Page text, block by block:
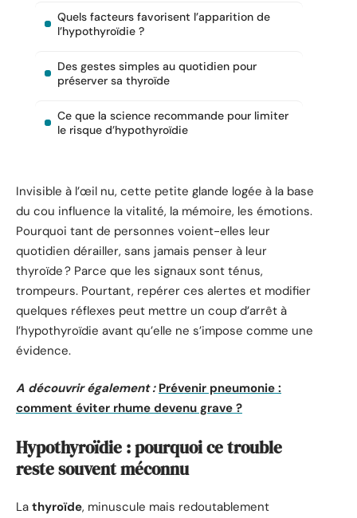
Quels facteurs favorisent l’apparition de
l’hypothyroïdie ?
Des gestes simples au quotidien pour
préserver sa thyroïde
Ce que la science recommande pour limiter
le risque d’hypothyroïdie
Invisible à l’œil nu, cette petite glande logée à la base
du cou influence la vitalité, la mémoire, les émotions.
Pourquoi tant de personnes voient-elles leur
quotidien dérailler, sans jamais penser à leur
thyroïde ? Parce que les signaux sont ténus,
trompeurs. Pourtant, repérer ces alertes et modifier
quelques réflexes peut mettre un coup d’arrêt à
l’hypothyroïdie avant qu’elle ne s’impose comme une
évidence.
A découvrir également : Prévenir pneumonie :
comment éviter rhume devenu grave ?
Hypothyroïdie : pourquoi ce trouble
reste souvent méconnu
La thyroïde, minuscule mais redoutablement